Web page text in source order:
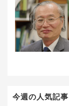
今週の人気記事